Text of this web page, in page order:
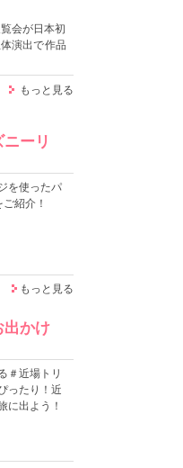
会が日本初
演出で作品
もっと見る
ーリ
を使ったパ
紹介！
もっと見る
出かけ
＃近場トリ
ったり！近
に出よう！